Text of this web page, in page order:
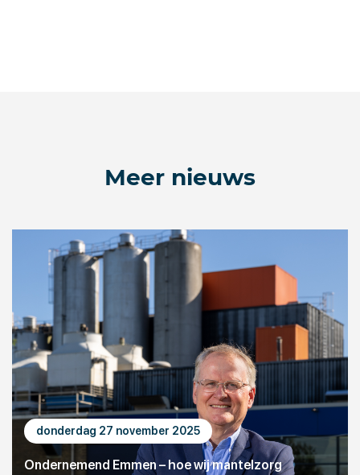
Meer nieuws
donderdag 27 november 2025
Ondernemend Emmen – hoe wij mantelzorg